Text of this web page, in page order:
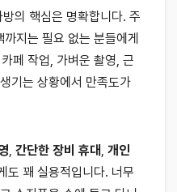
의 핵심은 명확합니다. 주
지는 필요 없는 분들에게
페 작업, 가벼운 촬영, 근
기는 상황에서 만족도가
, 간단한 장비 휴대, 개인
도 꽤 실용적입니다. 너무